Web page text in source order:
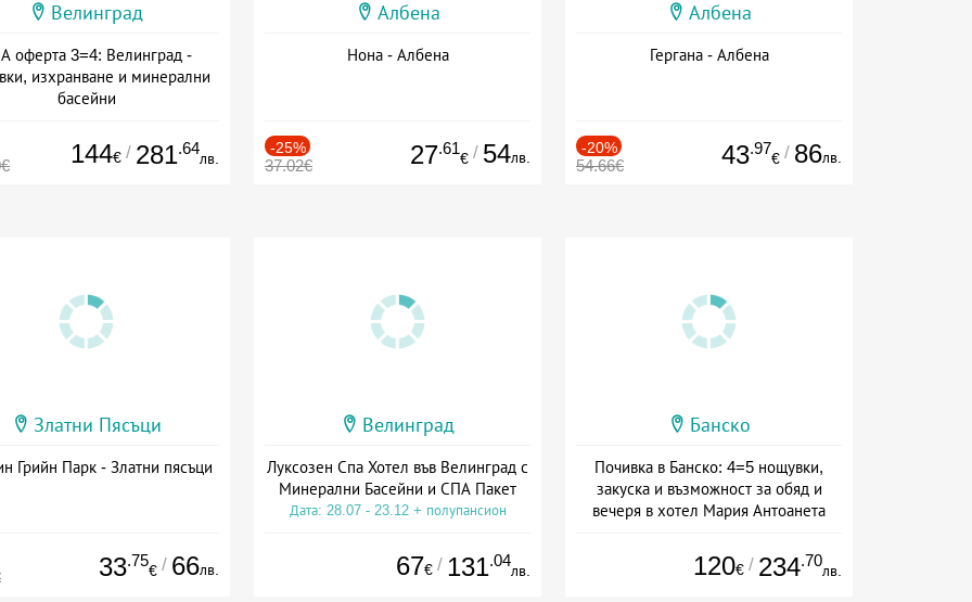
Велинград
оферта 3=4: Велинград -
изхранване и минерални
басейни
144€ / 281.64
лв.
Албена
Нона - Албена
-25%
37.02€ 27.61
€ / 54лв.
Албена
Гергана - Албена
-20%
54.66€ 43.97
€ / 86лв.
Златни Пясъци
Грийн Парк - Златни пясъци
33.75
€ / 66лв.
Велинград
Луксозен Спа Хотел във Велинград с
Минерални Басейни и СПА Пакет
Дата: 28.07 - 23.12 + полупансион
67€ / 131.04
лв.
Банско
Почивка в Банско: 4=5 нощувки,
закуска и възможност за обяд и
вечеря в хотел Мария Антоанета
120€ / 234.70
лв.